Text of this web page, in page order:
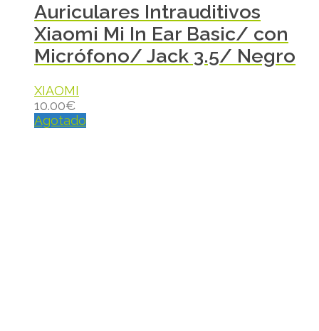
Auriculares Intrauditivos
Xiaomi Mi In Ear Basic/ con
Micrófono/ Jack 3.5/ Negro
XIAOMI
10.00€
Agotado